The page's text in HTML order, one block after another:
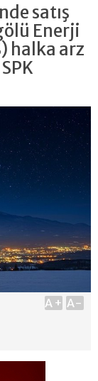
satış
Enerji
halka arz
A+ A-